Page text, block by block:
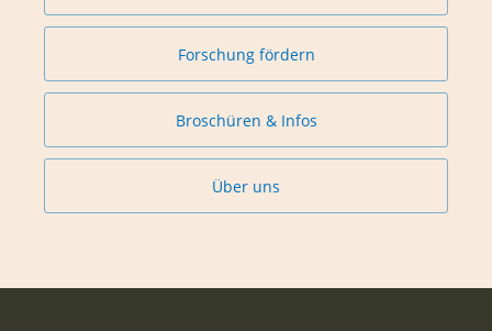
Forschung fördern
Broschüren & Infos
Über uns